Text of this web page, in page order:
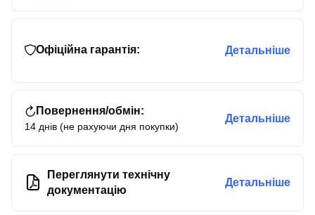
Офіційна гарантія: Детальніше
Повернення/обмін:
14 днів (не рахуючи дня покупки)
Детальніше
Переглянути технічну
документацію
Детальніше